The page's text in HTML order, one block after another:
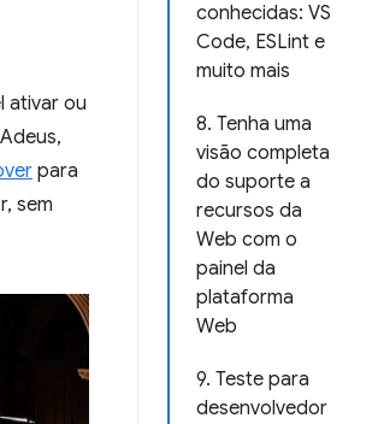
conhecidas: VS
Code, ESLint e
muito mais
8. Tenha uma
visão completa
do suporte a
recursos da
Web com o
painel da
plataforma
Web
9. Teste para
desenvolvedor
ativar ou
para
sem